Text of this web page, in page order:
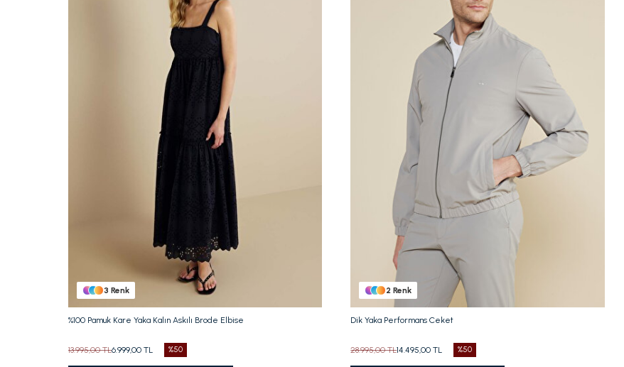
3 Renk
Beden Seç
34 36
%100 Pamuk Kare Yaka Kalın Askılı Brode Elbise
13.995,00 TL6.999,00 TL %50
2 RenkS M
Dik Yaka Performans Ceket
28.995,00 TL14.495,00 TL %50